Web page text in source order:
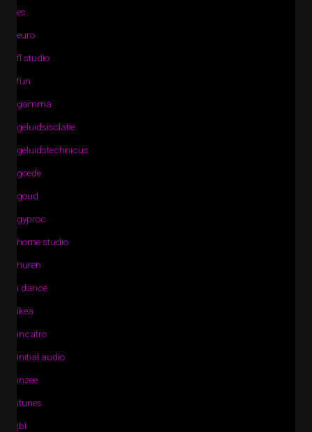
es
euro
fl studio
fun
gamma
geluidsisolatie
geluidstechnicus
goede
goud
gyproc
home studio
huren
i dance
ikea
incatro
initial audio
inzee
itunes
jbl